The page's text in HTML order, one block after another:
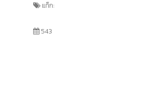
แท็ก:
543